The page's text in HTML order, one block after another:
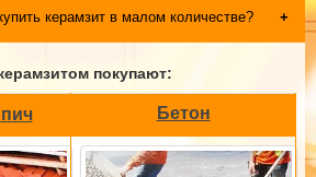
керамзит в малом количестве?
покупают:
Бетон